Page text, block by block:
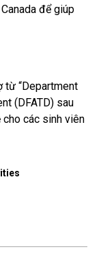
để giúp
từ “Department
(DFATD) sau
cho các sinh viên